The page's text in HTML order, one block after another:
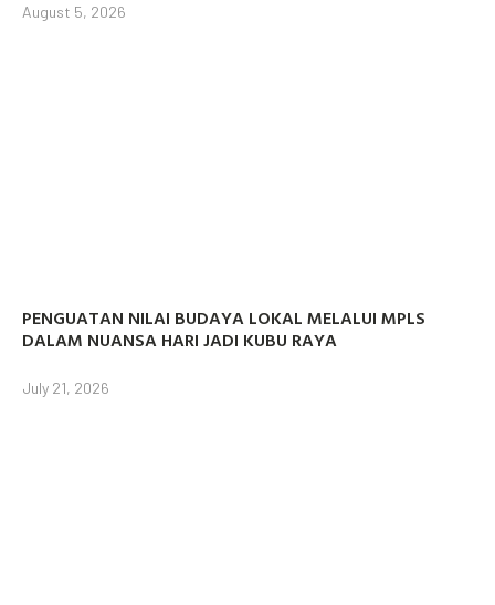
August 5, 2026
PENGUATAN NILAI BUDAYA LOKAL MELALUI MPLS
DALAM NUANSA HARI JADI KUBU RAYA
July 21, 2026